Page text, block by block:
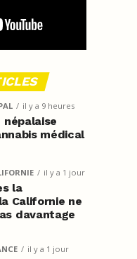
il y a 9 heures
népalaise
médical
il y a 1 jour
la
Californie ne
davantage
il y a 1 jour